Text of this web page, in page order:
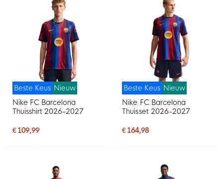
Beste Keus Nieuw
Nike FC Barcelona
Thuisshirt 2026-2027
€ 109,99
Beste Keus Nieuw
Nike FC Barcelona
Thuisset 2026-2027
€ 164,98